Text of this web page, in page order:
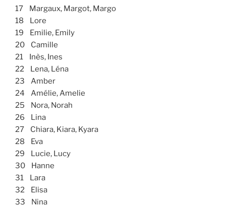
17 Margaux, Margot, Margo
18 Lore
19 Emilie, Emily
20 Camille
21 Inès, Ines
22 Lena, Léna
23 Amber
24 Amélie, Amelie
25 Nora, Norah
26 Lina
27 Chiara, Kiara, Kyara
28 Eva
29 Lucie, Lucy
30 Hanne
31 Lara
32 Elisa
33 Nina